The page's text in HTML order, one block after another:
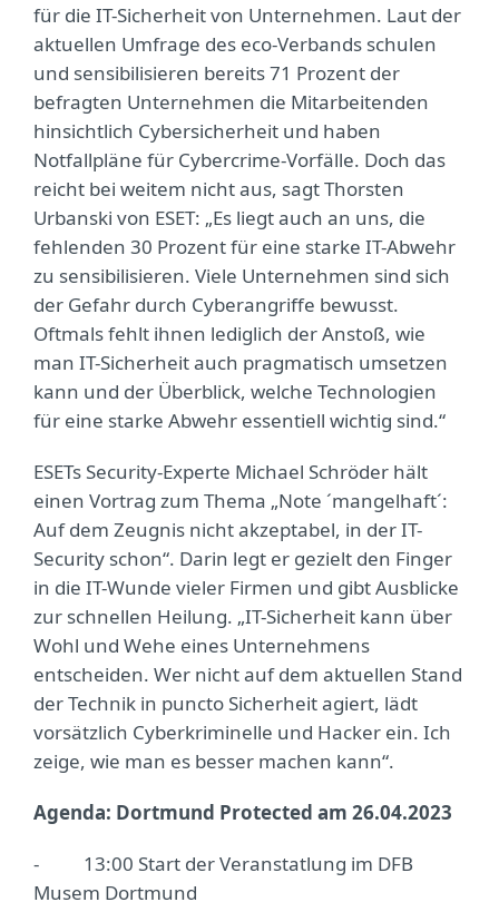
für die IT-Sicherheit von Unternehmen. Laut der
aktuellen Umfrage des eco-Verbands schulen
und sensibilisieren bereits 71 Prozent der
befragten Unternehmen die Mitarbeitenden
hinsichtlich Cybersicherheit und haben
Notfallpläne für Cybercrime-Vorfälle. Doch das
reicht bei weitem nicht aus, sagt Thorsten
Urbanski von ESET: „Es liegt auch an uns, die
fehlenden 30 Prozent für eine starke IT-Abwehr
zu sensibilisieren. Viele Unternehmen sind sich
der Gefahr durch Cyberangriffe bewusst.
Oftmals fehlt ihnen lediglich der Anstoß, wie
man IT-Sicherheit auch pragmatisch umsetzen
kann und der Überblick, welche Technologien
für eine starke Abwehr essentiell wichtig sind.“
ESETs Security-Experte Michael Schröder hält
einen Vortrag zum Thema „Note ´mangelhaft´:
Auf dem Zeugnis nicht akzeptabel, in der IT-
Security schon“. Darin legt er gezielt den Finger
in die IT-Wunde vieler Firmen und gibt Ausblicke
zur schnellen Heilung. „IT-Sicherheit kann über
Wohl und Wehe eines Unternehmens
entscheiden. Wer nicht auf dem aktuellen Stand
der Technik in puncto Sicherheit agiert, lädt
vorsätzlich Cyberkriminelle und Hacker ein. Ich
zeige, wie man es besser machen kann“.
Agenda: Dortmund Protected am 26.04.2023
- 13:00 Start der Veranstatlung im DFB
Musem Dortmund